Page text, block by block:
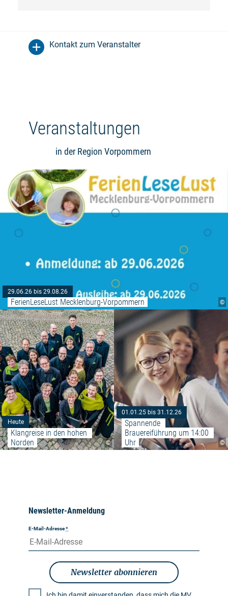
Kontakt zum Veranstalter
Veranstaltungen
in der Region Vorpommern
©
29.06.26 bis 29.08.26
FerienLeseLust Mecklenburg-Vorpommern
©
Heute
Klangreise in den hohen
Norden
Weiterlesen: "Klangreise in den
©
01.01.25 bis 31.12.26
Spannende
Brauereiführung um 14:00
Uhr
Newsletter-Anmeldung
E-Mail-Adresse*
Newsletter abonnieren